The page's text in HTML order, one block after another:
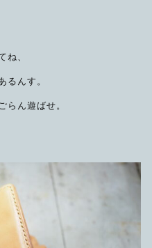
ね、
るんす。
らん遊ばせ。